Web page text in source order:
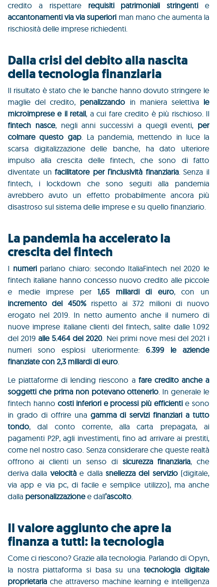
credito a rispettare requisiti patrimoniali stringentie
accantonamenti via via superioriman mano che aumenta la
rischiosità delle imprese richiedenti.
Dalla crisi del debito alla nascita
della tecnologia finanziaria
Il risultato è stato che le banche hanno dovuto stringere le
maglie del credito, penalizzando in maniera selettiva le
microimprese e il retail, a cui fare credito è più rischioso. Il
fintech nasce, negli anni successivi a quegli eventi, per
colmare questo gap. La pandemia, mettendo in luce la
scarsa digitalizzazione delle banche, ha dato ulteriore
impulso alla crescita delle fintech, che sono di fatto
diventate unfacilitatore per l’inclusività finanziaria. Senza il
fintech, i lockdown che sono seguiti alla pandemia
avrebbero avuto un effetto probabilmente ancora più
disastroso sul sistema delle imprese e su quello finanziario.
La pandemia ha accelerato la
crescita del fintech
I numeri parlano chiaro: secondo ItaliaFintech nel 2020 le
fintech italiane hanno concesso nuovo credito alle piccole
e medie imprese per1,65 miliardi di euro, con un
incremento del 450%rispetto ai 372 milioni di nuovo
erogato nel 2019. In netto aumento anche il numero di
nuove imprese italiane clienti del fintech, salite dalle 1.092
del 2019alle 5.464 del 2020. Nei primi nove mesi del 2021 i
numeri sono esplosi ulteriormente: 6.399 le aziende
finanziate con 2,3 miliardi di euro.
Le piattaforme di lending riescono a fare credito anche a
soggetti che prima non potevano ottenerlo. In generale le
fintech hanno costi inferiori e processi più efficientie sono
in grado di offrire unagamma di servizi finanziari a tutto
tondo, dal conto corrente, alla carta prepagata, ai
pagamenti P2P, agli investimenti, fino ad arrivare ai prestiti,
come nel nostro caso. Senza considerare che queste realtà
offrono ai clienti un senso di sicurezza finanziaria, che
deriva dalla velocitàe dalla snellezza del servizio (digitale,
via app e via pc, di facile e semplice utilizzo), ma anche
dalla personalizzazionee dall’ascolto.
Il valore aggiunto che apre la
finanza a tutti: la tecnologia
Come ci riescono? Grazie alla tecnologia. Parlando di Opyn,
la nostra piattaforma si basa su unatecnologia digitale
proprietaria che attraverso machine learning e intelligenza